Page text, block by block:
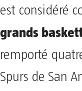
est considéré
grands
remporté
Spurs de San